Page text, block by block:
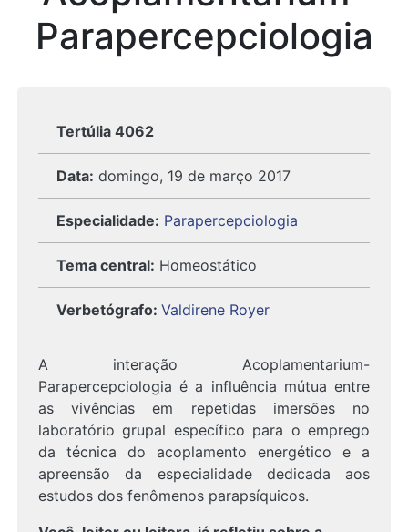
Parapercepciologia
Tertúlia 4062
Data: domingo, 19 de março 2017
Especialidade: Parapercepciologia
Tema central: Homeostático
Verbetógrafo: Valdirene Royer
A interação Acoplamentarium-
Parapercepciologia é a influência mútua entre
as vivências em repetidas imersões no
laboratório grupal específico para o emprego
da técnica do acoplamento energético e a
apreensão da especialidade dedicada aos
estudos dos fenômenos parapsíquicos.